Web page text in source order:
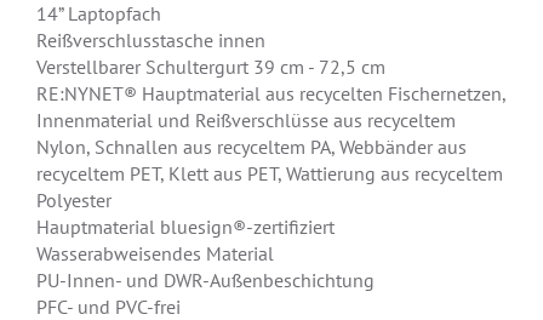
14” Laptopfach
Reißverschlusstasche innen
Verstellbarer Schultergurt 39 cm - 72,5 cm
RE:NYNET® Hauptmaterial aus recycelten Fischernetzen,
Innenmaterial und Reißverschlüsse aus recyceltem
Nylon, Schnallen aus recyceltem PA, Webbänder aus
recyceltem PET, Klett aus PET, Wattierung aus recyceltem
Polyester
Hauptmaterial bluesign®-zertifiziert
Wasserabweisendes Material
PU-Innen- und DWR-Außenbeschichtung
PFC- und PVC-frei